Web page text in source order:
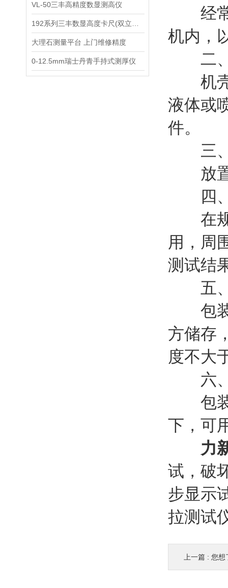
VL-50三丰高精度数显测高仪
大理石测量平台 上门维修精度
0-12.5mm瑞士丹青手持式测厚仪
经常
机内，
二、
机壳
液体或
件。
三、
放置
四、
在规
用，周
测试结
五、
包装
方储存
度不大
六、
包装
下，可
力
试，破
步显示
拉测试
上一篇 : 您想